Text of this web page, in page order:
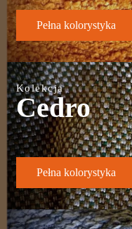
Pełna kolorystyka
Kolekcja
Cedro
Pełna kolorystyka